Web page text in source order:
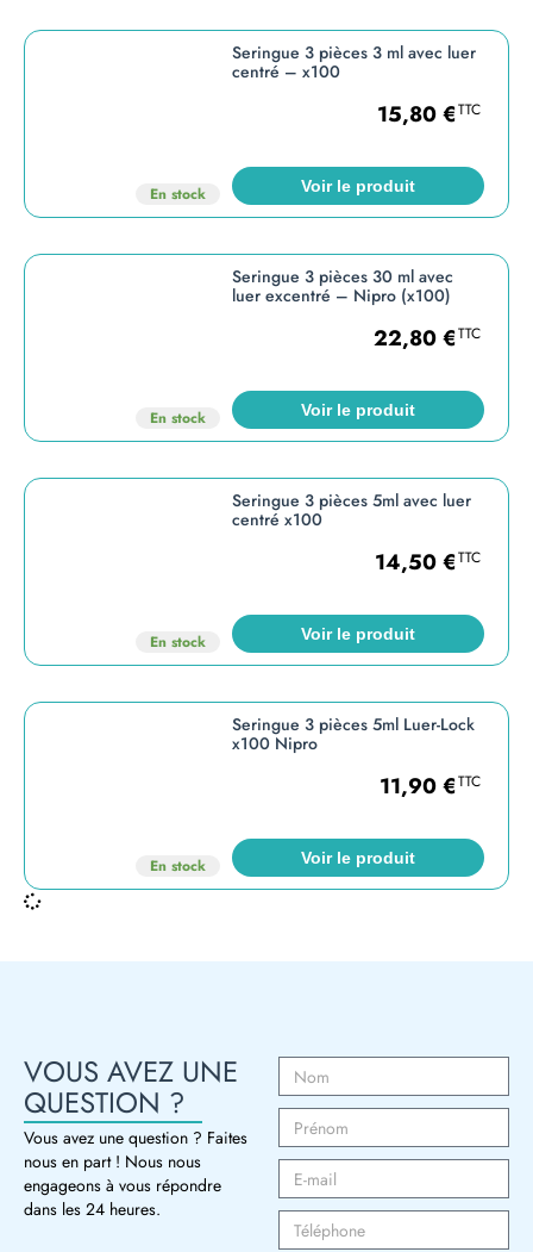
En stock
Seringue 3 pièces 3 ml avec luer
centré – x100
15,80€TTC
Voir le produit
En stock
Seringue 3 pièces 30 ml avec
luer excentré – Nipro (x100)
22,80€TTC
Voir le produit
En stock
Seringue 3 pièces 5ml avec luer
centré x100
14,50€TTC
Voir le produit
En stock
Seringue 3 pièces 5ml Luer-Lock
x100 Nipro
11,90€TTC
Voir le produit
VOUS AVEZ UNE
QUESTION ?
Vous avez une question ? Faites
nous en part ! Nous nous
engageons à vous répondre
dans les 24 heures.